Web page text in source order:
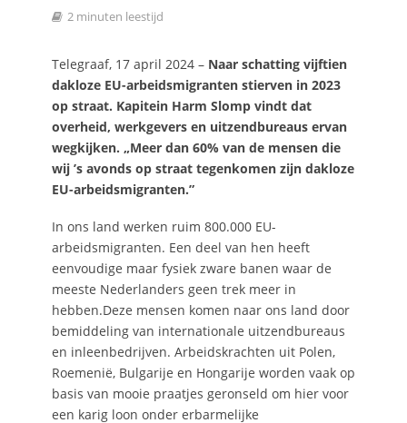
2 minuten leestijd
Telegraaf, 17 april 2024 – Naar schatting vijftien
dakloze EU-arbeidsmigranten stierven in 2023
op straat. Kapitein Harm Slomp vindt dat
overheid, werkgevers en uitzendbureaus ervan
wegkijken. „Meer dan 60% van de mensen die
wij ’s avonds op straat tegenkomen zijn dakloze
EU-arbeidsmigranten.”
In ons land werken ruim 800.000 EU-
arbeidsmigranten. Een deel van hen heeft
eenvoudige maar fysiek zware banen waar de
meeste Nederlanders geen trek meer in
hebben.Deze mensen komen naar ons land door
bemiddeling van internationale uitzendbureaus
en inleenbedrijven. Arbeidskrachten uit Polen,
Roemenië, Bulgarije en Hongarije worden vaak op
basis van mooie praatjes geronseld om hier voor
een karig loon onder erbarmelijke